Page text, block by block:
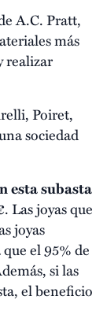
A.C. Pratt,
más
realizar
Poiret,
sociedad
esta subasta
. Las joyas que
joyas
el 95% de
si las
el beneficio